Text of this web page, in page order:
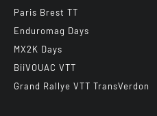
Paris Brest TT
Enduromag Days
MX2K Days
BiiVOUAC VTT
Grand Rallye VTT TransVerdon